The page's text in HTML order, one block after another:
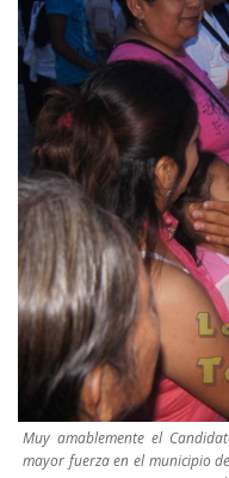
Muy amablemente el
mayor fuerza en el municipio